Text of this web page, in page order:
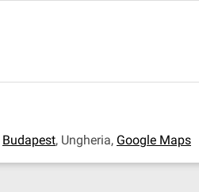
Budapest, Ungheria, Google Maps